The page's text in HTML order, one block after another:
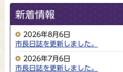
新着情報
2026年8月6日
市長日誌を更新しました。
2026年7月6日
市長日誌を更新しました。